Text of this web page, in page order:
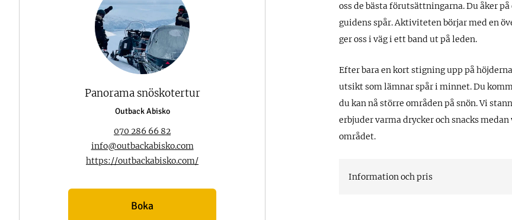
Panorama snöskotertur
Outback Abisko
070 286 66 82
info@outbackabisko.com
https://outbackabisko.com/
Boka
oss de bästa förutsättningarna. Du åker
guidens spår. Aktiviteten börjar med en
ger oss i väg i ett band ut på leden.
Efter bara en kort stigning upp på
utsikt som lämnar spår i minnet. Du
du kan nå större områden på snön. Vi
erbjuder varma drycker och snacks
området.
Information och pris